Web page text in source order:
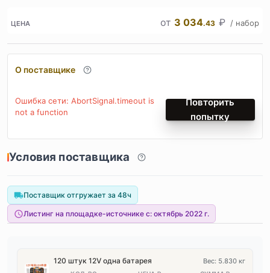
ЦЕНА от 3 034.43 ₽ / набор
О поставщике
Ошибка сети: AbortSignal.timeout is
not a function
Повторить
попытку
Условия поставщика
Поставщик отгружает за 48ч
Листинг на площадке-источнике с: октябрь 2022 г.
120 штук 12V одна батарея Вес: 5.830 кг